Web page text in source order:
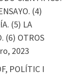
(4)
(5) LA
(6) OTROS
2023
POLÍTIC I